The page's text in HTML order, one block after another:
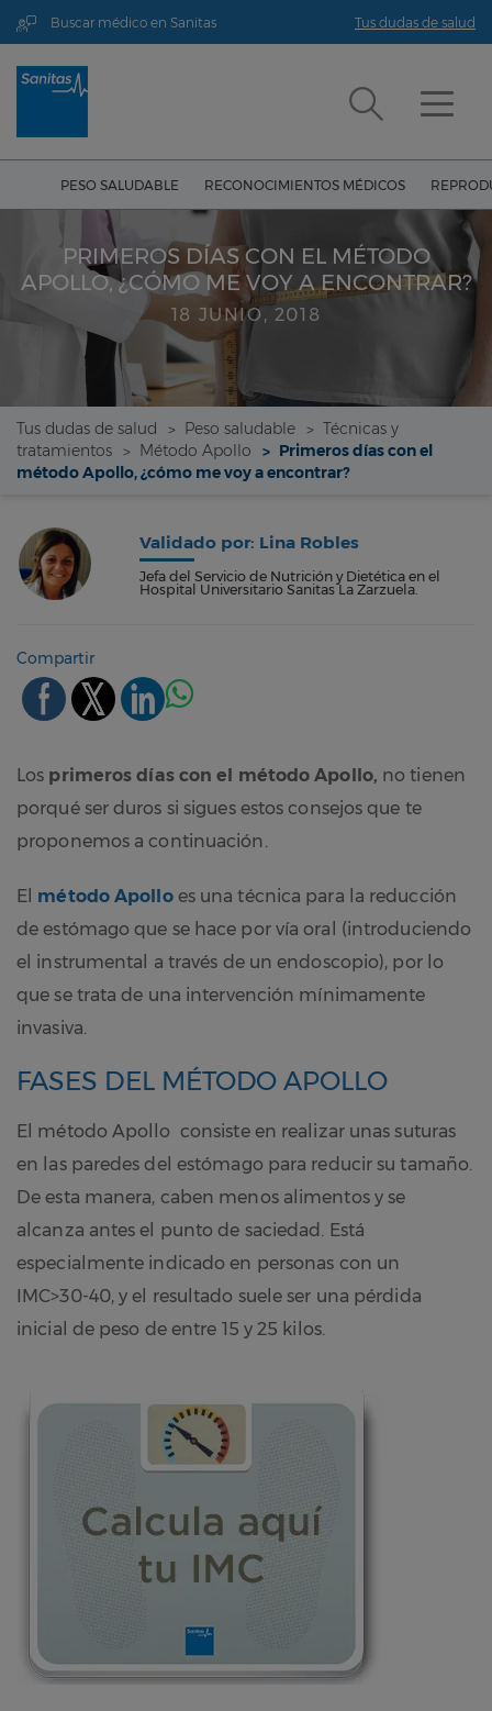
Buscar médico en Sanitas Tus dudas de salud
PESO SALUDABLE RECONOCIMIENTOS MÉDICOS
PRIMEROS DÍAS CON EL MÉTODO
APOLLO, ¿CÓMO ME VOY A ENCONTRAR?
18 JUNIO, 2018
Tus dudas de salud Peso saludable
Técnicas y
tratamientos
Método Apollo
Primeros días con el
método Apollo, ¿cómo me voy a encontrar?
Validado por: Lina Robles
Jefa del Servicio de Nutrición y Dietética en el
Hospital Universitario Sanitas La Zarzuela.
Compartir
Los primeros días con el método Apollo, no tienen
porqué ser duros si sigues estos consejos que te
proponemos a continuación.
El método Apolloes una técnica para la reducción
de estómago que se hace por vía oral (introduciendo
el instrumental a través de un endoscopio), por lo
que se trata de una intervención mínimamente
invasiva.
FASES DEL MÉTODO APOLLO
El método Apollo consiste en realizar unas suturas
en las paredes del estómago para reducir su tamaño.
De esta manera, caben menos alimentos y se
alcanza antes el punto de saciedad. Está
especialmente indicado en personas con un
IMC>30-40, y el resultado suele ser una pérdida
inicial de peso de entre 15 y 25 kilos.